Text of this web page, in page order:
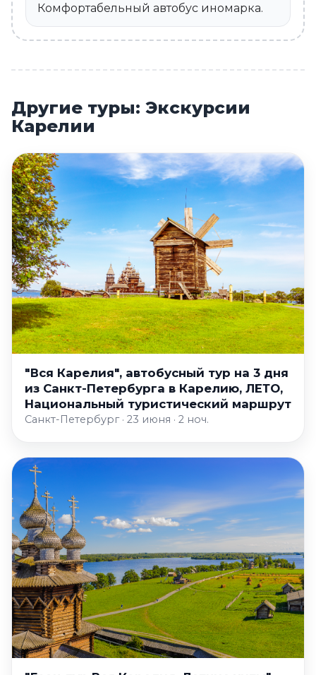
Комфортабельный автобус иномарка.
Другие туры: Экскурсии
Карелии
"Вся Карелия", автобусный тур на 3 дня
из Санкт-Петербурга в Карелию, ЛЕТО,
Национальный туристический маршрут
Санкт-Петербург · 23 июня · 2 ноч.